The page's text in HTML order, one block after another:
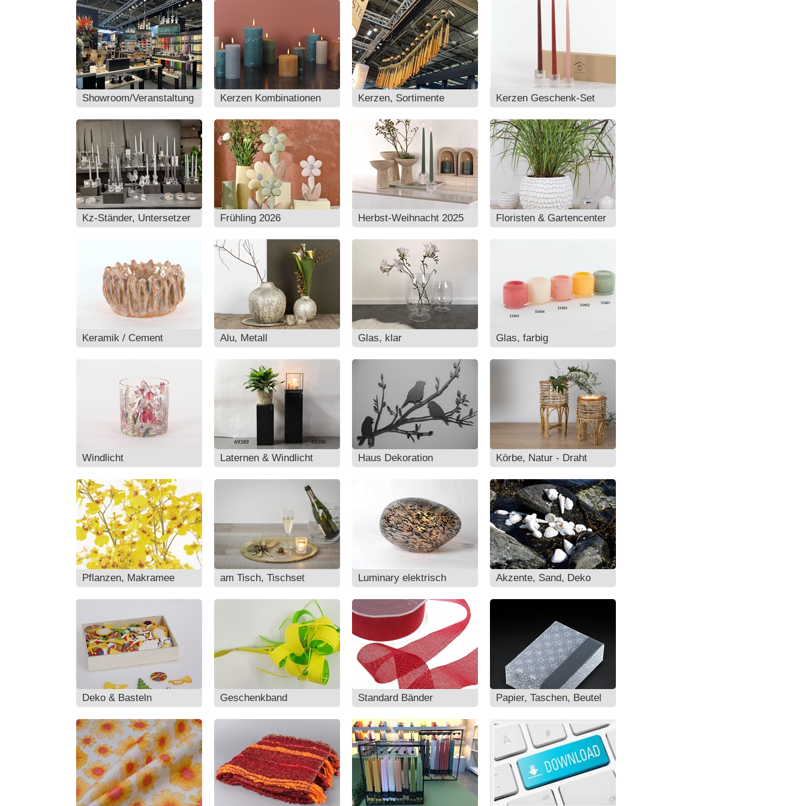
Showroom/Veranstaltung Kerzen Kombinationen Kerzen, Sortimente Kerzen Geschenk-Set
Kz-Ständer, Untersetzer Frühling 2026 Herbst-Weihnacht 2025 Floristen & Gartencenter
Keramik / Cement Alu, Metall Glas, klar Glas, farbig
Windlicht Laternen & Windlicht Haus Dekoration Körbe, Natur - Draht
Pflanzen, Makramee am Tisch, Tischset Luminary elektrisch Akzente, Sand, Deko
Deko & Basteln Geschenkband Standard Bänder Papier, Taschen, Beutel